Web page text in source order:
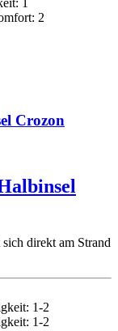
Crozon
direkt am Strand